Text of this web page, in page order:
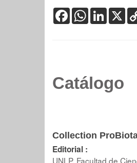
FacebookWhatsApp
LinkedIn
X
Catálogo
Collection
Editorial :
UNLP. Facultad de